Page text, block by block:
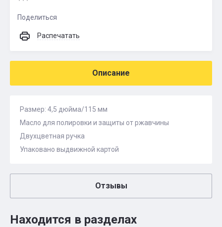
Поделиться
Распечатать
Описание
Размер: 4,5 дюйма/115 мм
Масло для полировки и защиты от ржавчины
Двухцветная ручка
Упаковано выдвижной картой
Отзывы
Находится в разделах